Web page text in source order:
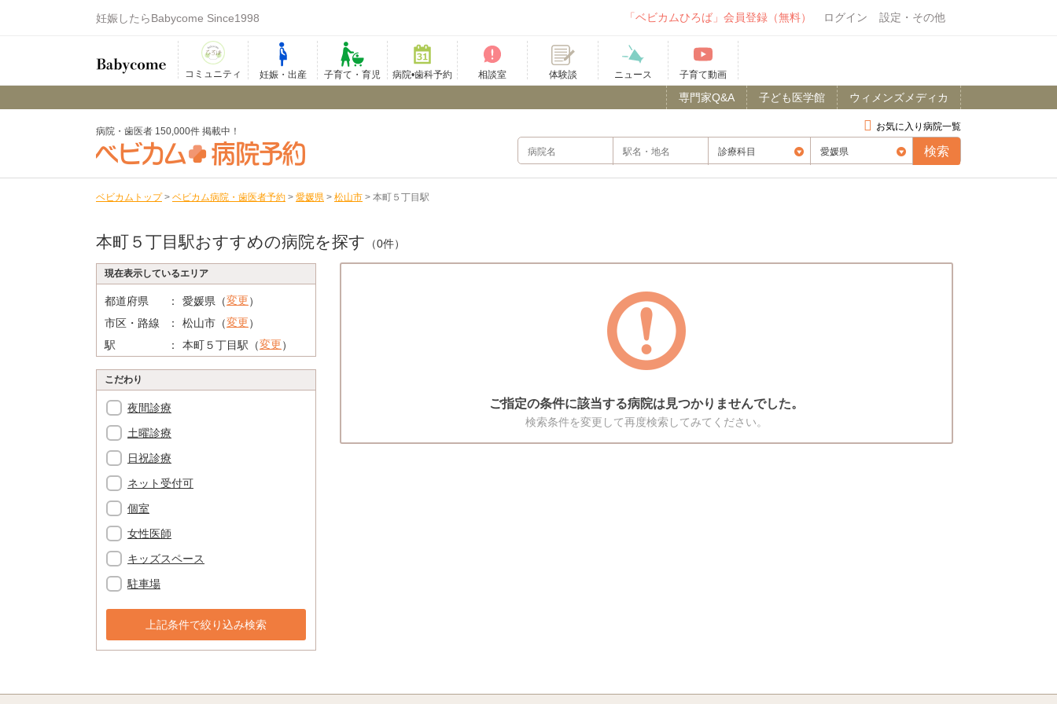
妊娠したらBabycome Since1998 「ベビカムひろば」会員登録（無料） ログイン 設定・その他
コミュニティ 妊娠・出産 子育て・育児 病院•歯科予約 相談室 体験談 ニュース 子育て動画
ウィメンズメディカ
子ども医学館
専門家Q&A
お気に入り病院一覧
病院・歯医者 150,000件 掲載中！
ベビカムトップ > ベビカム病院・歯医者予約 > 愛媛県 > 松山市 > 本町５丁目駅
本町５丁目駅おすすめの病院を探す （0件）
現在表示しているエリア
都道府県 愛媛県（変更）
市区・路線
松山市（変更）
駅
本町５丁目駅（変更）
こだわり
夜間診療
土曜診療
日祝診療
ネット受付可
個室
女性医師
キッズスペース
駐車場
上記条件で絞り込み検索
ご指定の条件に該当する病院は見つかりませんでした。
検索条件を変更して再度検索してみてください。